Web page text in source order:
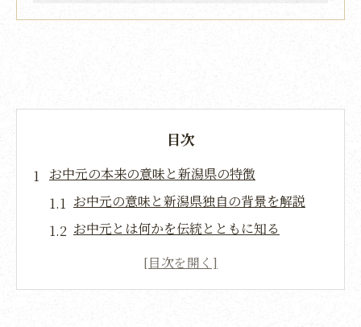
目次
お中元の本来の意味と新潟県の特徴
お中元の意味と新潟県独自の背景を解説
お中元とは何かを伝統とともに知る
新潟県で重視されるお中元の由来と文化